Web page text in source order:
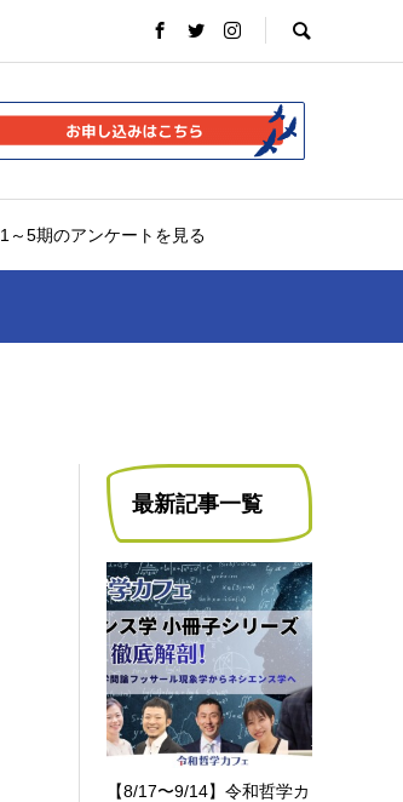
1～5期のアンケートを見る
最新記事一覧
【8/17〜9/14】令和哲学カ